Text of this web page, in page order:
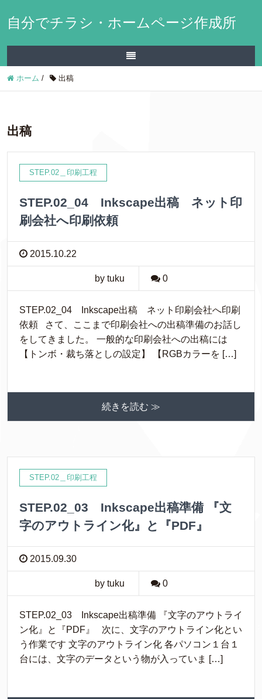
自分でチラシ・ホームページ作成所
ホーム / 出稿
出稿
STEP.02＿印刷工程
STEP.02_04 Inkscape出稿 ネット印
刷会社へ印刷依頼
2015.10.22
by tuku 0
STEP.02_04 Inkscape出稿 ネット印刷会社へ印刷
依頼 さて、ここまで印刷会社への出稿準備のお話し
をしてきました。 一般的な印刷会社への出稿には
【トンボ・裁ち落としの設定】 【RGBカラーを […]
続きを読む ≫
STEP.02＿印刷工程
STEP.02_03 Inkscape出稿準備 『文
字のアウトライン化』と『PDF』
2015.09.30
by tuku 0
STEP.02_03 Inkscape出稿準備 『文字のアウトライ
ン化』と『PDF』 次に、文字のアウトライン化とい
う作業です 文字のアウトライン化 各パソコン１台１
台には、文字のデータという物が入っていま […]